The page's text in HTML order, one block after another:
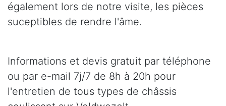
également lors de notre visite, les pièces
suceptibles de rendre l'âme.
Informations et devis gratuit par téléphone
ou par e-mail 7j/7 de 8h à 20h pour
l'entretien de tous types de châssis